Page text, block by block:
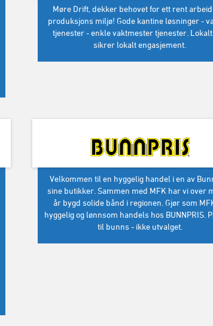
Møre Drift, dekker behovet for ett rent
produksjons miljø! Gode kantine løsninger -
tjenester - enkle vaktmester tjenester.
sikrer lokalt engasjement.
Velkommen til en hyggelig handel i en av
sine butikker. Sammen med MFK har vi over
år bygd solide bånd i regionen. Gjør som
hyggelig og lønnsom handels hos BUNNPRIS.
til bunns - ikke utvalget.